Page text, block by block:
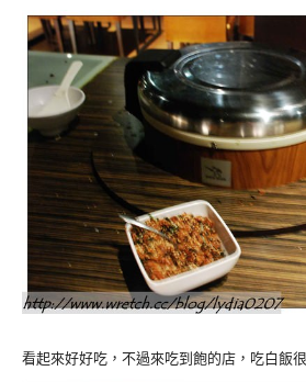
看起來好好吃，不過來吃到飽的店，吃白飯